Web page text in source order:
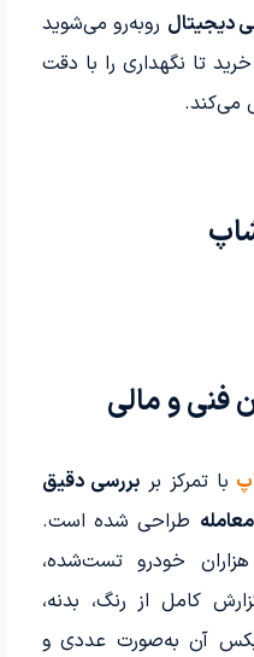
دیجیتال روبه‌رو می‌شوید
تا نگهداری را با دقت
می‌کند.
فنی و مالی
با تمرکز بربررسی دقیق
طراحی شده است.
هزاران خودرو تست‌شده،
کامل از رنگ، بدنه،
آن به‌صورت عددی و